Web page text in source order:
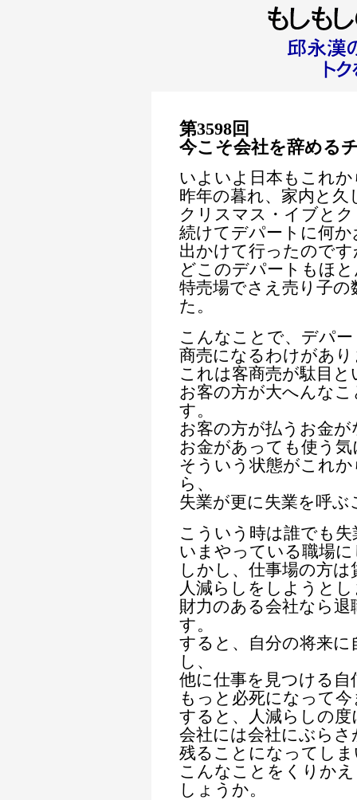
第3598回
今こそ会社を辞める
いよいよ日本もこれ
昨年の暮れ、家内と
クリスマス・イブと
続けてデパートに何
出かけて行ったのです
どこのデパートもほ
特売場でさえ売り子
た。
こんなことで、デパ
商売になるわけがあ
これは客商売が駄目
お客の方が大へんな
す。
お客の方が払うお金が
お金があっても使う
そういう状態がこれ
ら、
失業が更に失業を呼
こういう時は誰でも
いまやっている職場
しかし、仕事場の方
人減らしをしようと
財力のある会社なら
す。
すると、自分の将来
し、
他に仕事を見つける自
もっと必死になって
すると、人減らしの
会社には会社にぶら
残ることになってし
こんなことをくりか
しょうか。